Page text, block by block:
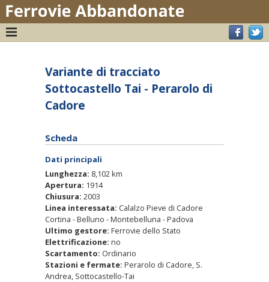
Variante di tracciato
Sottocastello Tai - Perarolo di
Cadore
Scheda
Dati principali
Lunghezza: 8,102 km
Apertura: 1914
Chiusura: 2003
Linea interessata: Calalzo Pieve di Cadore
Cortina - Belluno - Montebelluna - Padova
Ultimo gestore: Ferrovie dello Stato
Elettrificazione: no
Scartamento: Ordinario
Stazioni e fermate: Perarolo di Cadore, S.
Andrea, Sottocastello-Tai